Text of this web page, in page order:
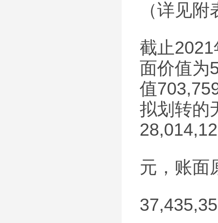
（详见
截止
面价值为
值
拟划转的
元，账面